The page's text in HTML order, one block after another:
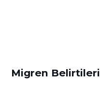
Migren Belirtileri